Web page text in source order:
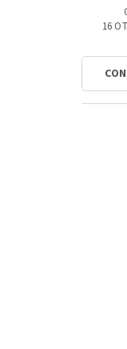
16